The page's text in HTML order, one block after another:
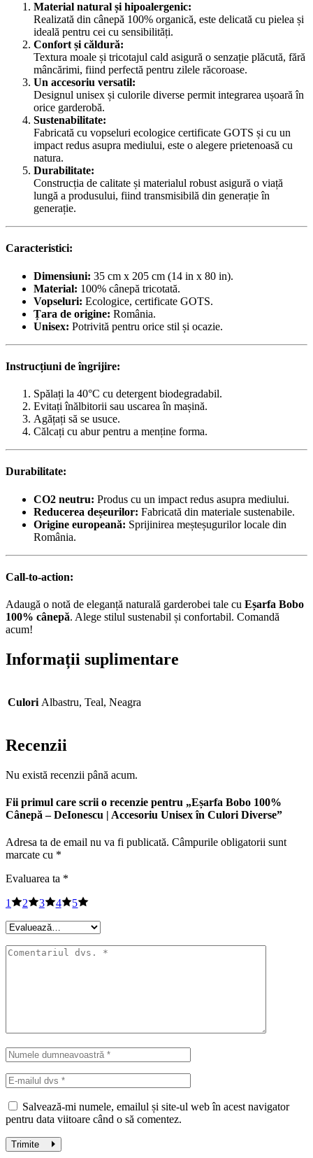
Material natural și hipoalergenic:
Realizată din cânepă 100% organică, este delicată cu pielea și
ideală pentru cei cu sensibilități.
Confort și căldură:
Textura moale și tricotajul cald asigură o senzație plăcută, fără
mâncărimi, fiind perfectă pentru zilele răcoroase.
Un accesoriu versatil:
Designul unisex și culorile diverse permit integrarea ușoară în
orice garderobă.
Sustenabilitate:
Fabricată cu vopseluri ecologice certificate GOTS și cu un
impact redus asupra mediului, este o alegere prietenoasă cu
natura.
Durabilitate:
Construcția de calitate și materialul robust asigură o viață
lungă a produsului, fiind transmisibilă din generație în
generație.
Caracteristici:
Dimensiuni: 35 cm x 205 cm (14 in x 80 in).
Material: 100% cânepă tricotată.
Vopseluri: Ecologice, certificate GOTS.
Țara de origine: România.
Unisex: Potrivită pentru orice stil și ocazie.
Instrucțiuni de îngrijire:
Spălați la 40°C cu detergent biodegradabil.
Evitați înălbitorii sau uscarea în mașină.
Agățați să se usuce.
Călcați cu abur pentru a menține forma.
Durabilitate:
CO2 neutru: Produs cu un impact redus asupra mediului.
Reducerea deșeurilor: Fabricată din materiale sustenabile.
Origine europeană: Sprijinirea meșteșugurilor locale din
România.
Call-to-action:
Adaugă o notă de eleganță naturală garderobei tale cu Eșarfa Bobo
100% cânepă. Alege stilul sustenabil și confortabil. Comandă
acum!
Informații suplimentare
Culori Albastru, Teal, Neagra
Recenzii
Nu există recenzii până acum.
Fii primul care scrii o recenzie pentru „Eșarfa Bobo 100%
Cânepă – DeIonescu | Accesoriu Unisex în Culori Diverse”
Adresa ta de email nu va fi publicată. Câmpurile obligatorii sunt
marcate cu *
Evaluarea ta *
1 2 3 4 5
Salvează-mi numele, emailul și site-ul web în acest navigator
pentru data viitoare când o să comentez.
Trimite